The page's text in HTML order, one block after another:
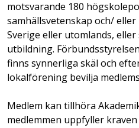
motsvarande 180
samhällsvetenskap och/
Sverige eller utomlands,
utbildning.
finns synnerliga skäl och
lokalförening bevilja
Medlem kan tillhöra
medlemmen uppfyller